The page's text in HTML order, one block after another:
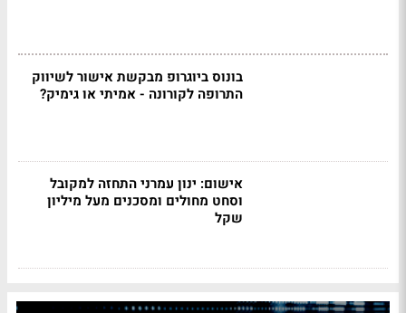
בונוס ביוגרופ מבקשת אישור לשיווק
התרופה לקורונה - אמיתי או גימיק?
אישום: ינון עמרני התחזה למקובל
וסחט מחולים ומסכנים מעל מיליון
שקל